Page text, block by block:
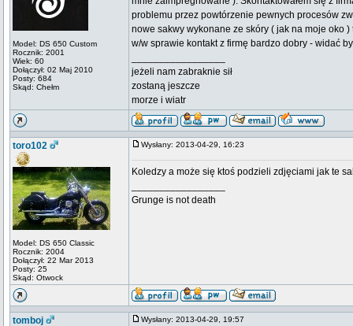
Model: DS 650 Custom
Rocznik: 2001
Wiek: 60
Dołączył: 02 Maj 2010
Posty: 684
Skąd: Chełm
problemu przez powtórzenie pewnych procesów
nowe sakwy wykonane ze skóry ( jak na moje oko
w/w sprawie kontakt z firmę bardzo dobry - widać
jeżeli nam zabraknie sił
zostaną jeszcze
morze i wiatr
toro102
Model: DS 650 Classic
Rocznik: 2004
Dołączył: 22 Mar 2013
Posty: 25
Skąd: Otwock
Wysłany: 2013-04-29, 16:23
Koledzy a może się ktoś podzieli zdjęciami jak te
Grunge is not death
tomboj Wysłany: 2013-04-29, 19:57